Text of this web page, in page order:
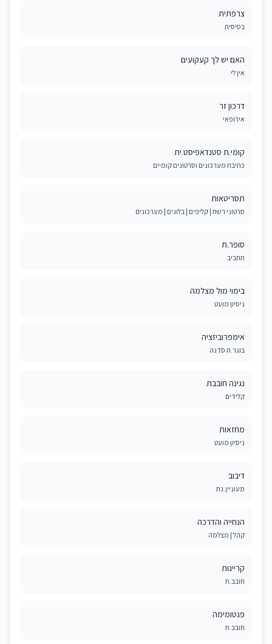
צרפתית
בסיסית
האם יש לך קעקועים
אין לי
דרכון זר
אירופאי
קומי.ת סטנדאפיסט.ית
כתיבת מערכונים וסרטונים קומיים
תסריטאות
סרטוני רשת | קליפים | בלוגים | מערכונים
סופר.ת
תחביב
בימוי מול מצלמה
ניסיון מועט
אימפרוביזציה
בוגר.ת סדנה
נגינה חובבת
קלידים
מחזאות
ניסיון מועט
דיבוב
מעוניין.נת
הנחייה והדרכה
קהל | מצלמה
קריינות
חובב.ת
פנטומימה
חובב.ת